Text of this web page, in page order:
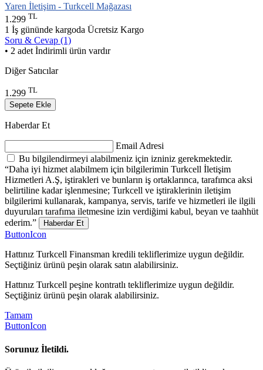
Yaren İletişim - Turkcell Mağazası
1.299 TL
1 İş gününde kargoda Ücretsiz Kargo
Soru & Cevap (1)
• 2 adet İndirimli ürün vardır
Diğer Satıcılar
1.299 TL
Sepete Ekle
Haberdar Et
Email Adresi
Bu bilgilendirmeyi alabilmeniz için izniniz gerekmektedir.
“Daha iyi hizmet alabilmem için bilgilerimin Turkcell İletişim
Hizmetleri A.Ş, iştirakleri ve bunların iş ortaklarınca, tarafımca aksi
belirtiline kadar işlenmesine; Turkcell ve iştiraklerinin iletişim
bilgilerimi kullanarak, kampanya, servis, tarife ve hizmetleri ile ilgili
duyuruları tarafıma iletmesine izin verdiğimi kabul, beyan ve taahhüt
ederim.”
Haberdar Et
ButtonIcon
Hattınız Turkcell Finansman kredili tekliflerimize uygun değildir.
Seçtiğiniz ürünü peşin olarak satın alabilirsiniz.
Hattınız Turkcell peşine kontratlı tekliflerimize uygun değildir.
Seçtiğiniz ürünü peşin olarak alabilirsiniz.
Tamam
ButtonIcon
Sorunuz İletildi.